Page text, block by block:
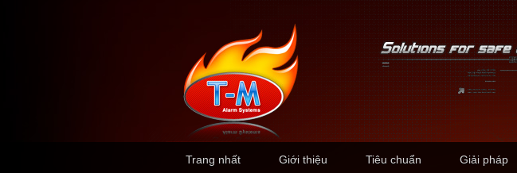
Trang nhất Giới thiệu Tiêu chuẩn Giải pháp